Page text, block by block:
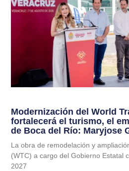
Modernización del World
fortalecerá el turismo, el
de Boca del Río: Maryjose
La obra de remodelación y
(WTC) a cargo del Gobierno Estatal
2027